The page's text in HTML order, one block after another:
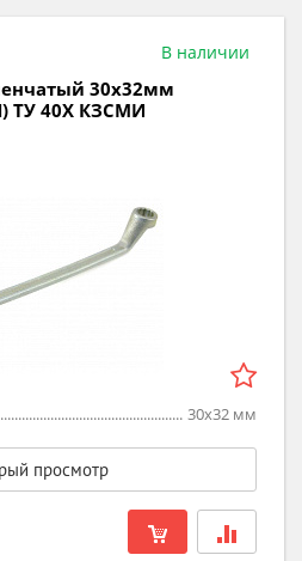
В наличии
30х32мм
ТУ 40Х КЗСМИ
30х32 мм
просмотр